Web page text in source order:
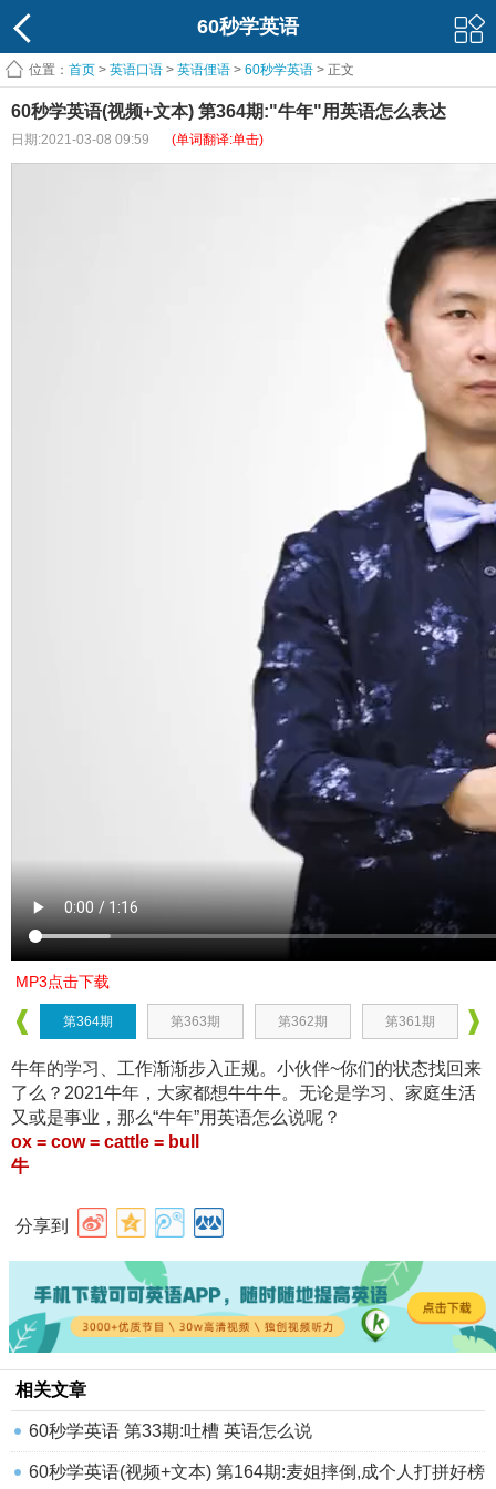
60秒学英语
位置： 首页 > 英语口语 > 英语俚语 > 60秒学英语 > 正文
60秒学英语(视频+文本) 第364期:"牛年"用英语怎么表达
日期:2021-03-08 09:59 (单词翻译:单击)
MP3点击下载
第364期 第363期 第362期 第361期
牛年的学习、工作渐渐步入正规。小伙伴~你们的状态找回来
了么？2021牛年，大家都想牛牛牛。无论是学习、家庭生活
又或是事业，那么“牛年”用英语怎么说呢？
ox = cow = cattle = bull
牛
分享到
相关文章
60秒学英语 第33期:吐槽 英语怎么说
60秒学英语(视频+文本) 第164期:麦姐摔倒,成个人打拼好榜